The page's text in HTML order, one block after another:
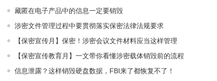
藏匿在电子产品中的信息一定要销毁
涉密文件管理过程中要贯彻落实保密法律法规要求
【保密宣传月】保密！涉密会议文件材料应当这样管理
【保密宣传教育月】一文带你看懂涉密载体销毁前的流程
信息泄露？这样销毁硬盘数据，FBI来了都恢复不了！